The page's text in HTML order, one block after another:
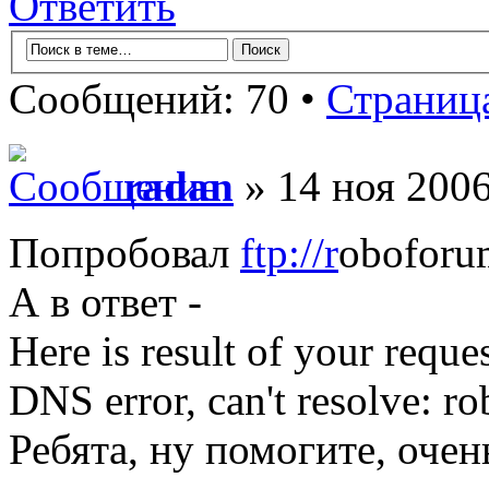
Сообщений: 70 •
radan » 14 ноя
Попробовал ftp://r
А в ответ -
Here is result of your
DNS error, can't resolve:
Ребята, ну помогите,